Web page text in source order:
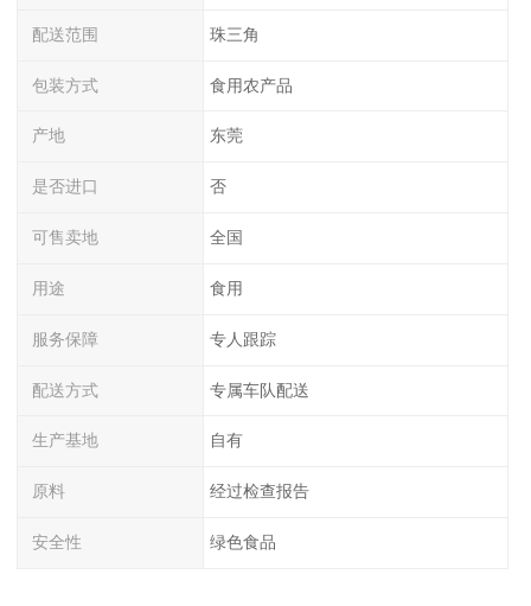
配送范围 珠三角
包装方式 食用农产品
产地 东莞
是否进口 否
可售卖地 全国
用途 食用
服务保障 专人跟踪
配送方式 专属车队配送
生产基地 自有
原料 经过检查报告
安全性 绿色食品